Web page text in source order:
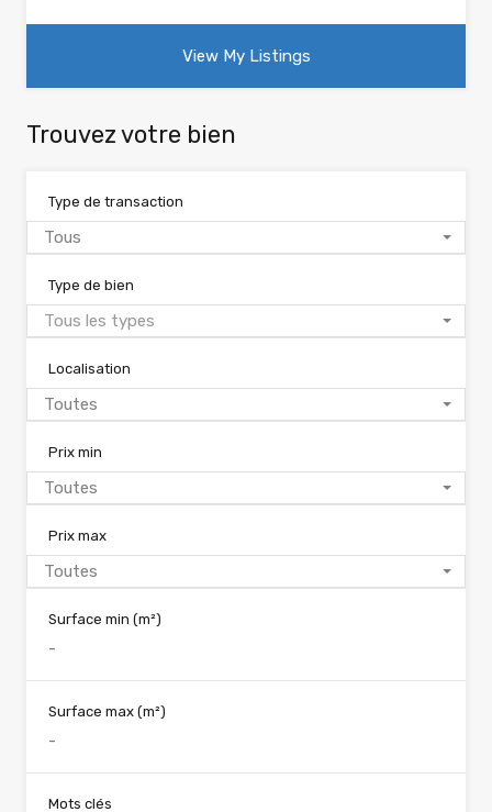
View My Listings
Trouvez votre bien
Type de transaction
Tous
Type de bien
Tous les types
Localisation
Toutes
Prix min
Toutes
Prix max
Toutes
Surface min (m²)
Surface max (m²)
Mots clés